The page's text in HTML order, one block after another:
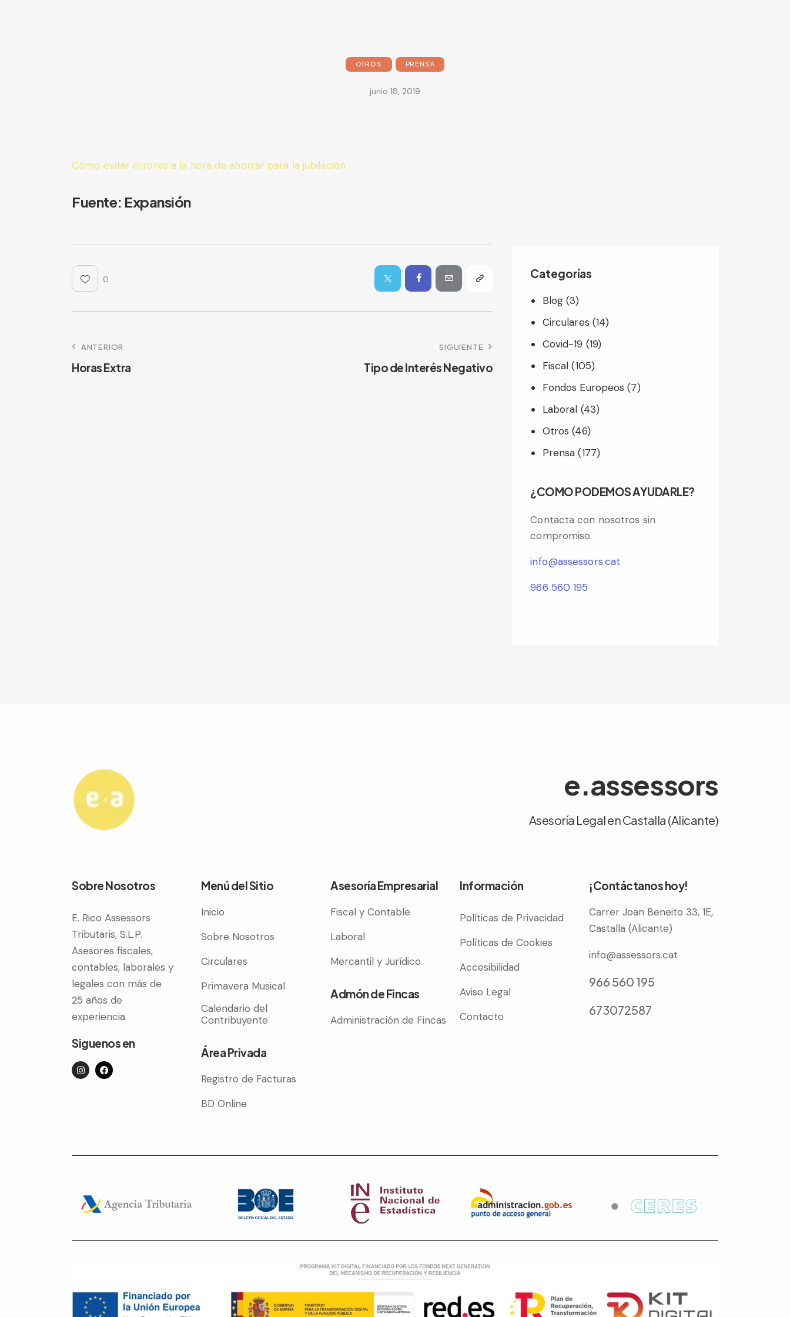
OTROS PRENSA
junio 18, 2019
Cómo evitar errores a la hora de ahorrar para la jubilación
Fuente: Expansión
0
ANTERIOR
Horas Extra
SIGUIENTE
Tipo de Interés Negativo
Categorías
Blog (3)
Circulares (14)
Covid-19 (19)
Fiscal (105)
Fondos Europeos (7)
Laboral (43)
Otros (46)
Prensa (177)
¿COMO PODEMOS AYUDARLE?
Contacta con nosotros sin
compromiso.
info@assessors.cat
966 560 195
e.assessors
Asesoría Legal en Castalla (Alicante)
Sobre Nosotros
E. Rico Assessors
Tributaris, S.L.P.
Asesores fiscales,
contables, laborales y
legales con más de
25 años de
experiencia.
Siguenos en
Menú del Sitio
Inicio
Sobre Nosotros
Circulares
Primavera Musical
Calendario del
Contribuyente
Área Privada
Registro de Facturas
BD Online
Asesoría Empresarial
Fiscal y Contable
Laboral
Mercantil y Jurídico
Admón de Fincas
Administración de Fincas
Información
Políticas de Privacidad
Políticas de Cookies
Accesibilidad
Aviso Legal
Contacto
¡Contáctanos hoy!
Carrer Joan Beneito 33, 1E,
Castalla (Alicante)
info@assessors.cat
966 560 195
673072587